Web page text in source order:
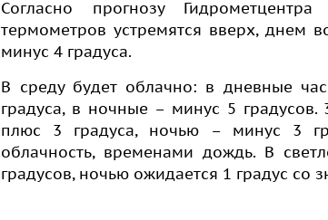
Согласно прогнозу
термометров устремятся вверх, днем
минус 4 градуса.
В среду будет облачно: в дневные
градуса, в ночные – минус 5
плюс 3 градуса, ночью – минус 3
облачность, временами дождь. В
градусов, ночью ожидается 1 градус со